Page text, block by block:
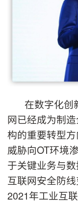
在数字化创
网已经成为制
构的重要转型
威胁向OT环境
于关键业务与
互联网安全防
2021年工业互